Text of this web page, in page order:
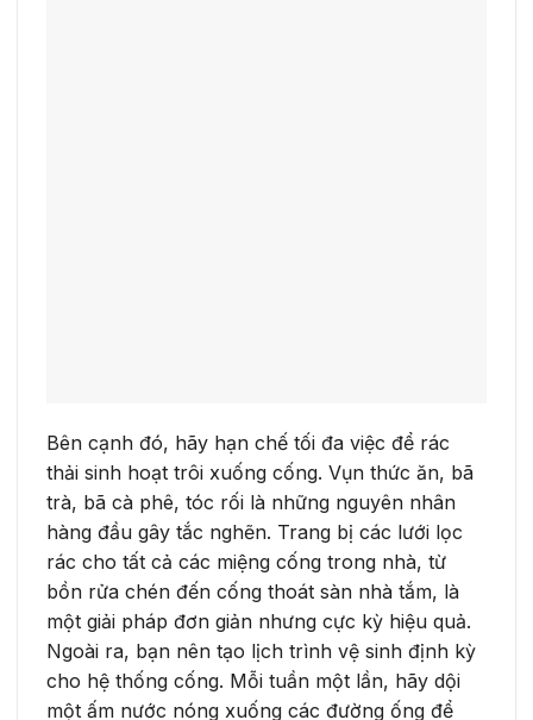
Bên cạnh đó, hãy hạn chế tối đa việc để rác
thải sinh hoạt trôi xuống cống. Vụn thức ăn, bã
trà, bã cà phê, tóc rối là những nguyên nhân
hàng đầu gây tắc nghẽn. Trang bị các lưới lọc
rác cho tất cả các miệng cống trong nhà, từ
bồn rửa chén đến cống thoát sàn nhà tắm, là
một giải pháp đơn giản nhưng cực kỳ hiệu quả.
Ngoài ra, bạn nên tạo lịch trình vệ sinh định kỳ
cho hệ thống cống. Mỗi tuần một lần, hãy dội
một ấm nước nóng xuống các đường ống để